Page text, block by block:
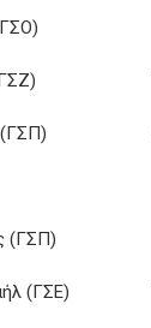
(ΓΣΟ)
(ΓΣΖ)
(ΓΣΠ)
(ΓΣΠ)
(ΓΣΕ)